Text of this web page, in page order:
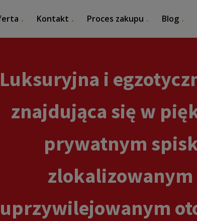
Kontakt Proces zakupu Blog
Luksuryjna i
znajdująca się w
prywatnym
zlokalizowanym
uprzywilejowanym